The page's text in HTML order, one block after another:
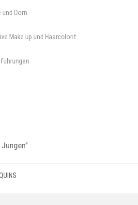
Dorn.
Make up und Haarcolorit.